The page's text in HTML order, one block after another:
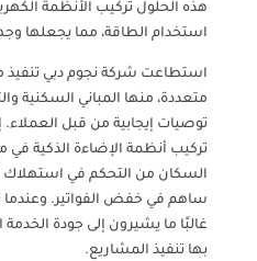
هذه الحلول تركيب الأنظمة
استخدام الطاقة، مما يجعلها
استطاعت شركة نجوم دبي تنفيذ
متعددة، منها المباني السكنية
توصيات إيجابية من قبل
تركيب أنظمة الإضاءة الذكية
السكان من التحكم في
ساهم في خفض الفواتير. وعندما
غالبًا ما يشيرون إلى جودة الخدمة
بها تنفيذ المشاريع.